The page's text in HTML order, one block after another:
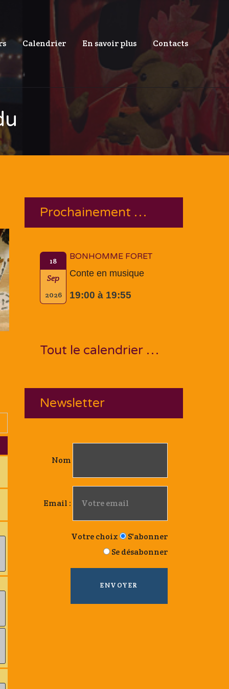
Calendrier En savoir plus Contacts
Prochainement …
18
Sep
2026
BONHOMME FORET
Conte en musique
19:00 à 19:55
Tout le calendrier …
Newsletter
Nom
Email :
Votre choix
S'abonner
Se désabonner